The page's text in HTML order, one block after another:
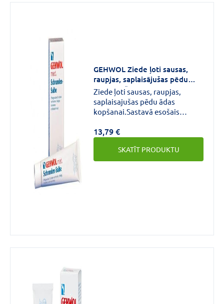
GEHWOL Ziede ļoti sausas,
raupjas, saplaisājušas pēdu
ādas kopšanai 125 ml
Ziede ļoti sausas, raupjas,
saplaisajušas pēdu ādas
kopšanai.Sastavā esošais
rozmarīna, lavandas, timiana
eļļas mazina ādas iekaisumu ,
sadziedē plaisas, stiprina ādu,
mīkstina
13,79 €
SKATĪT PRODUKTU